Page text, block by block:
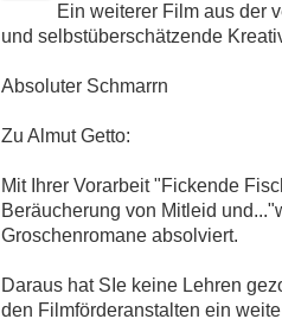
Ein weiterer Film aus der
und selbstüberschätzende
Absoluter Schmarrn
Zu Almut Getto:
Mit Ihrer Vorarbeit "Fickende
Beräucherung von Mitleid
Groschenromane absolviert.
Daraus hat SIe keine Lehren
den Filmförderanstalten ein